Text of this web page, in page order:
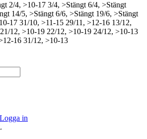
2/4, >10-17 3/4, >Stängt 6/4, >Stängt
14/5, >Stängt 6/6, >Stängt 19/6, >Stängt
17 31/10, >11-15 29/11, >12-16 13/12,
21/12, >10-19 22/12, >10-19 24/12, >10-13
16 31/12, >10-13
Logga in